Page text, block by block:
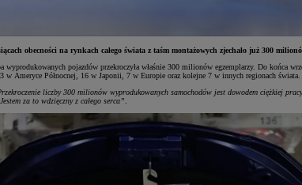
obecności na rynkach całego świata z taśm montażowych zjechało już 300
pojazdów przekroczyła właśnie 300 milionów egzemplarzy. Do końca
Ameryce Północnej, 16 w Japonii, 7 w Europie oraz kolejne 7 w innych regionach świata.
liczby 300 milionów wyprodukowanych samochodów jest dowodem ciężkiej
za to wdzięczny z całego serca”.